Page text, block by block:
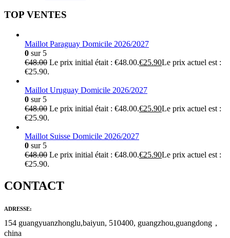
TOP VENTES
Maillot Paraguay Domicile 2026/2027
0 sur 5
€48.00 Le prix initial était : €48.00.€25.90Le prix actuel est :
€25.90.
Maillot Uruguay Domicile 2026/2027
0 sur 5
€48.00 Le prix initial était : €48.00.€25.90Le prix actuel est :
€25.90.
Maillot Suisse Domicile 2026/2027
0 sur 5
€48.00 Le prix initial était : €48.00.€25.90Le prix actuel est :
€25.90.
CONTACT
ADRESSE:
154 guangyuanzhonglu,baiyun, 510400, guangzhou,guangdong，
china